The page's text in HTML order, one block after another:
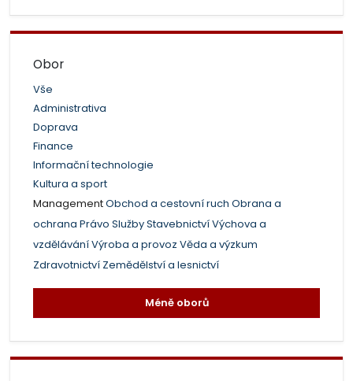
Obor
Vše
Administrativa
Doprava
Finance
Informační technologie
Kultura a sport
ManagementObchod a cestovní ruch Obrana a
ochrana Právo SlužbyStavebnictvíVýchova a
vzděláváníVýroba a provoz Věda a výzkum
Zdravotnictví Zemědělství a lesnictví
Méně oborů